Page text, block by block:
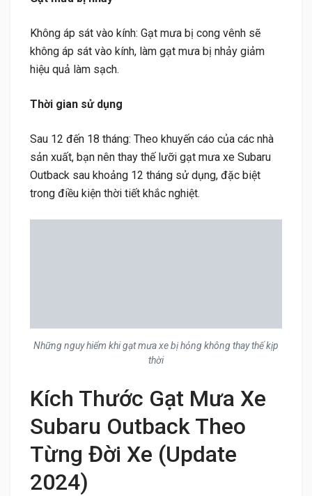
Không áp sát vào kính: Gạt mưa bị cong vênh sẽ
không áp sát vào kính, làm gạt mưa bị nhảy giảm
hiệu quả làm sạch.
Thời gian sử dụng
Sau 12 đến 18 tháng: Theo khuyến cáo của các nhà
sản xuất, bạn nên thay thế lưỡi gạt mưa xe Subaru
Outback sau khoảng 12 tháng sử dụng, đặc biệt
trong điều kiện thời tiết khắc nghiệt.
Những nguy hiểm khi gạt mưa xe bị hỏng không thay thế kịp
thời
Kích Thước Gạt Mưa Xe
Subaru Outback Theo
Từng Đời Xe (Update
2024)